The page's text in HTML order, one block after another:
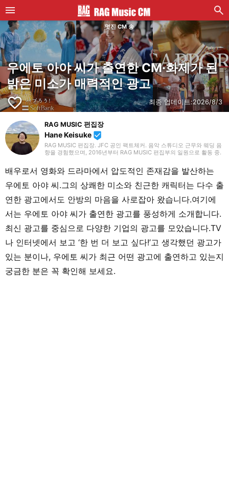
멋진 CM 송
우에토 아야 씨가 출연한 CM·화제가 된
밝은 미소가 매력적인 광고
favorite_border 최종 업데이트:2026/8/3
RAG MUSIC 편집장
Hane Keisuke beenhere
RAG MUSIC 편집장. JFC 공인 팩트체커. 음악 스튜디오 근무와 웨딩 음
향을 경험했으며, 2016년부터 RAG MUSIC 편집부의 일원으로 활동 중.
후에는 밴드에서 드럼 등 다양한 악기를 경험. 각종 곡 소개 글을 비롯해,
각지의 음악 페스티벌 소개 기사와 라이브 리포트 등, 자신의 음악 활동
과 지금까지의 업무로 쌓아 온 경험을 바탕으로 매일 기사를 제작하고 있
습니다. 음악은 국내외 록은 물론, 최근에는 J-POP도 폭넓게 즐겨 듣습
니다.
배우로서 영화와 드라마에서 압도적인 존재감을 발산하는
우에토 아야 씨.그의 상쾌한 미소와 친근한 캐릭터는 다수 출
연한 광고에서도 안방의 마음을 사로잡아 왔습니다.여기에
서는 우에토 아야 씨가 출연한 광고를 풍성하게 소개합니다.
최신 광고를 중심으로 다양한 기업의 광고를 모았습니다.TV
나 인터넷에서 보고 ‘한 번 더 보고 싶다!’고 생각했던 광고가
있는 분이나, 우에토 씨가 최근 어떤 광고에 출연하고 있는지
궁금한 분은 꼭 확인해 보세요.